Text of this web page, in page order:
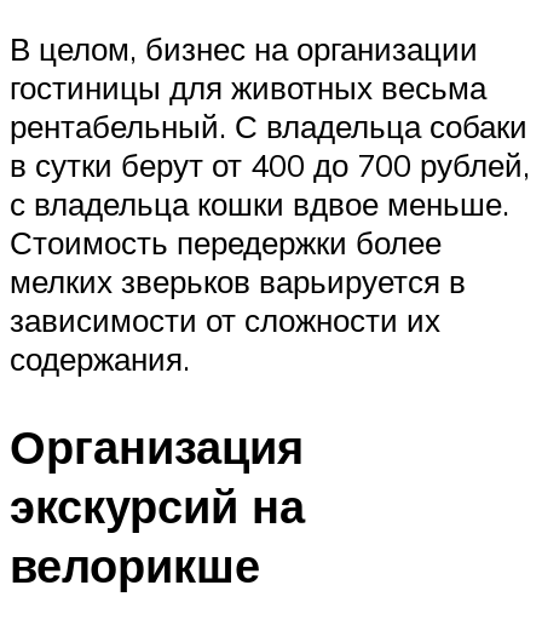
В целом, бизнес на организации
гостиницы для животных весьма
рентабельный. С владельца собаки
в сутки берут от 400 до 700 рублей,
с владельца кошки вдвое меньше.
Стоимость передержки более
мелких зверьков варьируется в
зависимости от сложности их
содержания.
Организация
экскурсий на
велорикше